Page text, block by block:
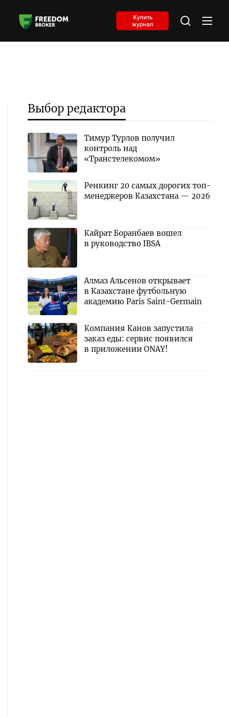
Купить
журнал
Выбор редактора
Тимур Турлов получил
контроль над
«Транстелекомом»
Ренкинг 20 самых дорогих топ-
менеджеров Казахстана — 2026
Кайрат Боранбаев вошел
в руководство IBSA
Алмаз Альсенов открывает
в Казахстане футбольную
академию Paris Saint-Germain
Компания Канов запустила
заказ еды: сервис появился
в приложении ONAY!